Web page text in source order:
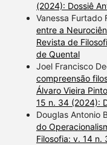
(2024): Dossiê
Vanessa Furtado
entre a
Revista de
de Quental
Joel Francisco
compreensão
Álvaro Vieira Pinto
15 n. 34 (2024):
Douglas Antonio
do
Filosofia: v. 14 n.